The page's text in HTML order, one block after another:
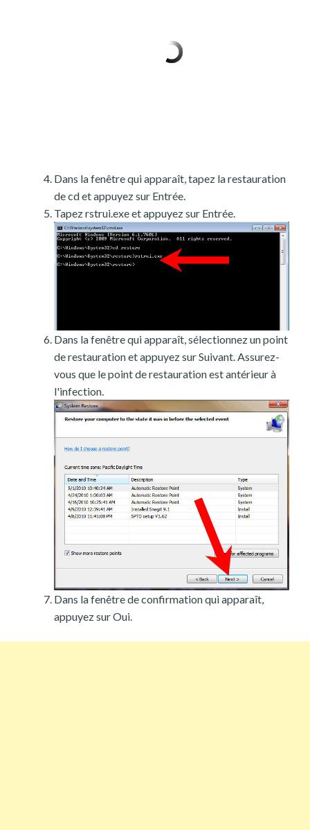
Dans la fenêtre qui apparaît, tapez la restauration
de cd et appuyez sur Entrée.
Tapez rstrui.exe et appuyez sur Entrée.
Dans la fenêtre qui apparaît, sélectionnez un point
de restauration et appuyez sur Suivant. Assurez-
vous que le point de restauration est antérieur à
l'infection.
Dans la fenêtre de confirmation qui apparaît,
appuyez sur Oui.